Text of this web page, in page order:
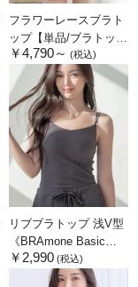
フラワーレースブラト
ップ【単品/ブラトップ
&ショーツ】
《BRAmone Fashion
Glamorous》
￥4,790～ (税込)
リブブラトップ 浅V型
《BRAmone Basic
Natural》
￥2,990 (税込)